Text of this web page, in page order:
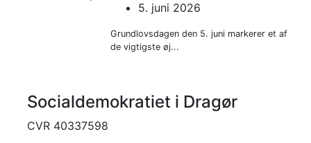
5. juni 2026
Grundlovsdagen den 5. juni markerer et af
de vigtigste øj...
Socialdemokratiet i Dragør
CVR 40337598